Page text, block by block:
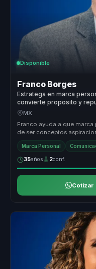
Disponible
Franco Borges
Estratega en marca
convierte proposito y
autoridad para lideres y
MX
Franco ayuda a que
de ser conceptos
concretas ...
Marca Personal
35años 2conf.
Cotizar